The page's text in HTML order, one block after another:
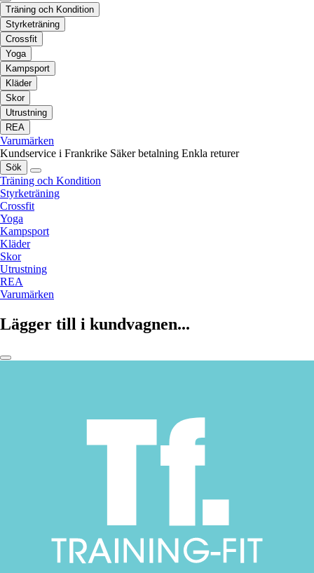
Träning och Kondition
Styrketräning
Crossfit
Yoga
Kampsport
Kläder
Skor
Utrustning
REA
Varumärken
Kundservice i Frankrike Säker betalning Enkla returer
Sök
Träning och Kondition
Styrketräning
Crossfit
Yoga
Kampsport
Kläder
Skor
Utrustning
REA
Varumärken
Lägger till i kundvagnen...